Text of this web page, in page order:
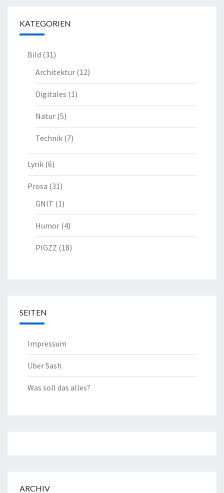
KATEGORIEN
Bild (31)
Architektur (12)
Digitales (1)
Natur (5)
Technik (7)
Lyrik (6)
Prosa (31)
GNIT (1)
Humor (4)
PIGZZ (18)
SEITEN
Impressum
Über Sash
Was soll das alles?
ARCHIV